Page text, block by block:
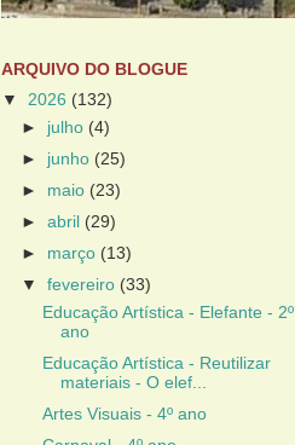
ARQUIVO DO BLOGUE
▼ 2026 (132)
► julho (4)
► junho (25)
► maio (23)
►abril (29)
► março (13)
▼fevereiro (33)
Educação Artística - Elefante - 2º
ano
Educação Artística - Reutilizar
materiais - O elef...
Artes Visuais - 4º ano